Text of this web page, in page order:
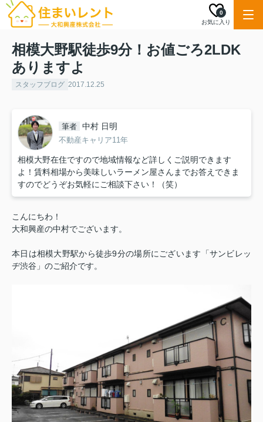
お気に入り
0
相模大野駅徒歩9分！お値ごろ2LDK
ありますよ
スタッフブログ 2017.12.25
筆者 中村 日明
不動産キャリア11年
相模大野在住ですので地域情報など詳しくご説明できます
よ！賃料相場から美味しいラーメン屋さんまでお答えできま
すのでどうぞお気軽にご相談下さい！（笑）
こんにちわ！
大和興産の中村でございます。
本日は相模大野駅から徒歩9分の場所にございます「サンビレッ
ヂ渋谷」のご紹介です。